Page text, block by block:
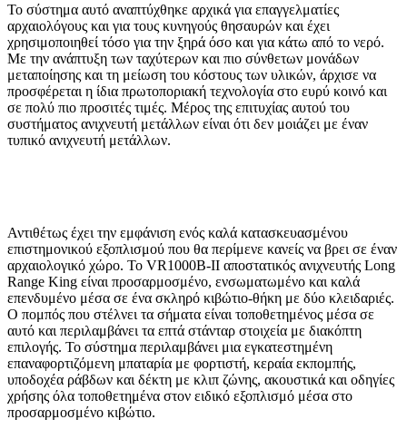
Το σύστημα αυτό αναπτύχθηκε αρχικά για επαγγελματίες
αρχαιολόγους και για τους κυνηγούς θησαυρών και έχει
χρησιμοποιηθεί τόσο για την ξηρά όσο και για κάτω από το νερό.
Με την ανάπτυξη των ταχύτερων και πιο σύνθετων μονάδων
μεταποίησης και τη μείωση του κόστους των υλικών, άρχισε να
προσφέρεται η ίδια πρωτοποριακή τεχνολογία στο ευρύ κοινό και
σε πολύ πιο προσιτές τιμές. Μέρος της επιτυχίας αυτού του
συστήματος ανιχνευτή μετάλλων είναι ότι δεν μοιάζει με έναν
τυπικό ανιχνευτή μετάλλων.
Αντιθέτως έχει την εμφάνιση ενός καλά κατασκευασμένου
επιστημονικού εξοπλισμού που θα περίμενε κανείς να βρει σε έναν
αρχαιολογικό χώρο. Το VR1000B-II αποστατικός ανιχνευτής Long
Range King είναι προσαρμοσμένο, ενσωματωμένο και καλά
επενδυμένο μέσα σε ένα σκληρό κιβώτιο-θήκη με δύο κλειδαριές.
Ο πομπός που στέλνει τα σήματα είναι τοποθετημένος μέσα σε
αυτό και περιλαμβάνει τα επτά στάνταρ στοιχεία με διακόπτη
επιλογής. Το σύστημα περιλαμβάνει μια εγκατεστημένη
επαναφορτιζόμενη μπαταρία με φορτιστή, κεραία εκπομπής,
υποδοχέα ράβδων και δέκτη με κλιπ ζώνης, ακουστικά και οδηγίες
χρήσης όλα τοποθετημένα στον ειδικό εξοπλισμό μέσα στο
προσαρμοσμένο κιβώτιο.